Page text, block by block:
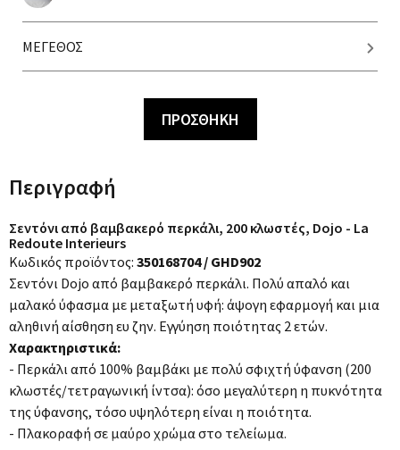
ΜΕΓΕΘΟΣ
ΠΡΟΣΘΗΚΗ
Περιγραφή
Σεντόνι από βαμβακερό περκάλι, 200 κλωστές, Dojo - La
Redoute Interieurs
Κωδικός προϊόντος: 350168704 / GHD902
Σεντόνι Dojo από βαμβακερό περκάλι. Πολύ απαλό και
μαλακό ύφασμα με μεταξωτή υφή: άψογη εφαρμογή και μια
αληθινή αίσθηση ευ ζην. Εγγύηση ποιότητας 2 ετών.
Χαρακτηριστικά:
- Περκάλι από 100% βαμβάκι με πολύ σφιχτή ύφανση (200
κλωστές/τετραγωνική ίντσα): όσο μεγαλύτερη η πυκνότητα
της ύφανσης, τόσο υψηλότερη είναι η ποιότητα.
- Πλακοραφή σε μαύρο χρώμα στο τελείωμα.